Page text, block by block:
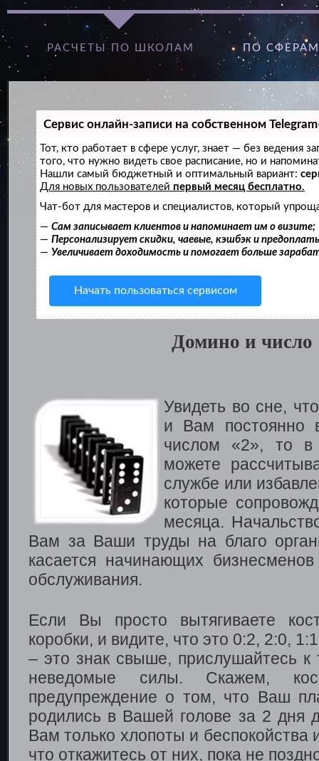
РАСЧЕТЫ ПО ШКОЛАМ ПО
Сервис онлайн-записи на собственном
Тот, кто работает в сфере услуг, знает — без ведения
того, что нужно видеть свое расписание, но и
Нашли самый бюджетный и оптимальный вариант:
Для новых пользователей первый месяц бесплатно.
Чат-бот для мастеров и специалистов, который
— Сам записывает клиентов и напоминает им о визите;
— Персонализирует скидки, чаевые, кэшбэк и
— Увеличивает доходимость и помогает больше
Начать пользоваться сервисом
Домино и число
Увидеть во сне,
и Вам постоянно
числом «2», то
можете
службе или
которые
месяца.
Вам за Ваши труды на благо
касается начинающих
обслуживания.
Если Вы просто вытягиваете
коробки, и видите, что это 0:2, 2:0,
– это знак свыше, прислушайтесь к
неведомые силы. Скажем,
предупреждение о том, что Ваш
родились в Вашей голове за 2 дня
Вам только хлопоты и беспокойства
что откажитесь от них, пока не